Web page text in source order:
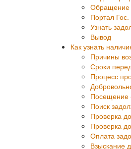
Портал Гос.
Узнать
Вывод
Как узнать
Причины
Сроки
Процесс
Посещение
Поиск
Проверка
Проверка
Оплата
Взыскание